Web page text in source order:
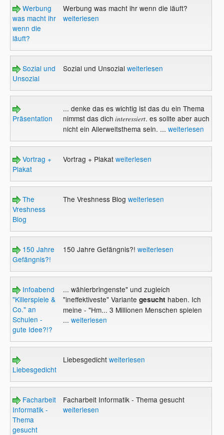
Werbung
was macht ihr
wenn die
läuft?
Werbung was macht ihr wenn die läuft?
weiterlesen
Sozial und
Unsozial
Sozial und Unsozial weiterlesen
Präsentation
... denke das es wichtig ist das du ein Thema
nimmst das dich interessiert. es sollte aber auch
nicht ein Allerweltsthema sein. ... weiterlesen
Vortrag +
Plakat
Vortrag + Plakat weiterlesen
The
Vreshness
Blog
The Vreshness Blog weiterlesen
150 Jahre
Gefängnis?!
150 Jahre Gefängnis?! weiterlesen
Infoabend
"Killerspiele &
Co." an
Schulen -
gute Idee?!?
... wählerbringenste" und zugleich
"ineffektiveste" Variante gesucht haben. Ich
meine - "Hm... 3 Millionen Menschen spielen
... weiterlesen
Liebesgedicht
Liebesgedicht weiterlesen
Facharbeit
Informatik -
Thema
gesucht
Facharbeit Informatik - Thema gesucht
weiterlesen